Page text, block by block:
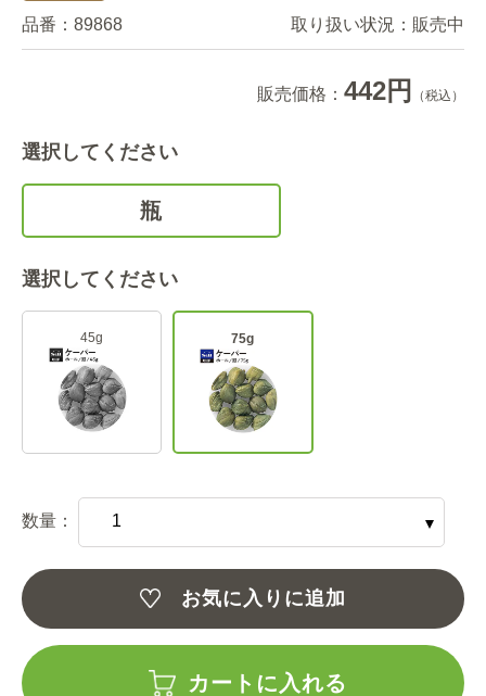
品番： 89868 取り扱い状況： 販売中
販売価格： 442円 （税込）
選択してください
瓶
選択してください
45g 75g
数量：
お気に入りに追加
カートに入れる